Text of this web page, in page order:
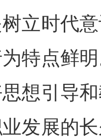
立时代
特点鲜
想引导
发展的